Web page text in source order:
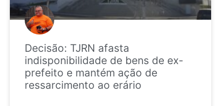
Decisão: TJRN afasta
indisponibilidade de bens de ex-
prefeito e mantém ação de
ressarcimento ao erário